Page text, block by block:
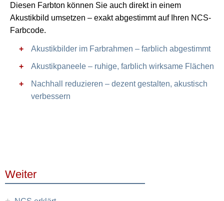
Diesen Farbton können Sie auch direkt in einem
Akustikbild umsetzen – exakt abgestimmt auf Ihren NCS-
Farbcode.
Akustikbilder im Farbrahmen – farblich abgestimmt
Akustikpaneele – ruhige, farblich wirksame Flächen
Nachhall reduzieren – dezent gestalten, akustisch
verbessern
Weiter